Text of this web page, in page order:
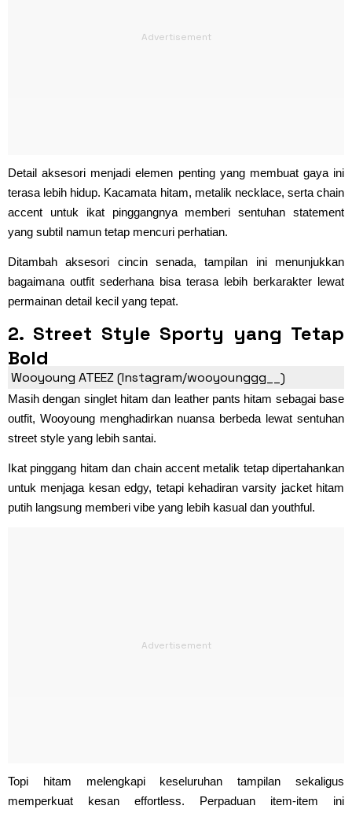
Detail aksesori menjadi elemen penting yang membuat gaya ini
terasa lebih hidup. Kacamata hitam, metalik necklace, serta chain
accent untuk ikat pinggangnya memberi sentuhan statement
yang subtil namun tetap mencuri perhatian.
Ditambah aksesori cincin senada, tampilan ini menunjukkan
bagaimana outfit sederhana bisa terasa lebih berkarakter lewat
permainan detail kecil yang tepat.
2. Street Style Sporty yang Tetap
Bold
Wooyoung ATEEZ (Instagram/wooyounggg__)
Masih dengan singlet hitam dan leather pants hitam sebagai base
outfit, Wooyoung menghadirkan nuansa berbeda lewat sentuhan
street style yang lebih santai.
Ikat pinggang hitam dan chain accent metalik tetap dipertahankan
untuk menjaga kesan edgy, tetapi kehadiran varsity jacket hitam
putih langsung memberi vibe yang lebih kasual dan youthful.
Topi hitam melengkapi keseluruhan tampilan sekaligus
memperkuat kesan effortless. Perpaduan item-item ini